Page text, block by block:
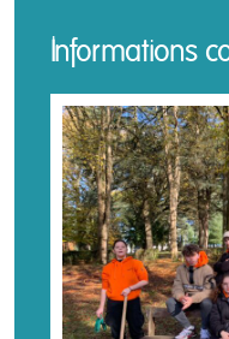
Informations